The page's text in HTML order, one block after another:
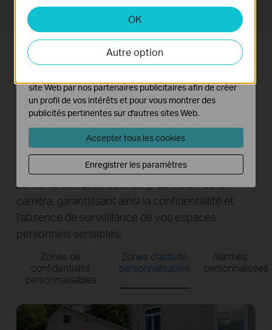
sécurité
Maîtrisez votre vie privée grâce à Tapo en
définissant des zones de confidentialité
personnalisables. Cette fonctionnalité vous
permet de bloquer l'enregistrement dans des
zones spécifiques du champ de vision de la
caméra, garantissant ainsi la confidentialité et
l'absence de surveillance de vos espaces
personnels sensibles.
Zones de
confidentialité
personnalisables
Zones d'activité
personnalisables
Alarmes
personnalisées